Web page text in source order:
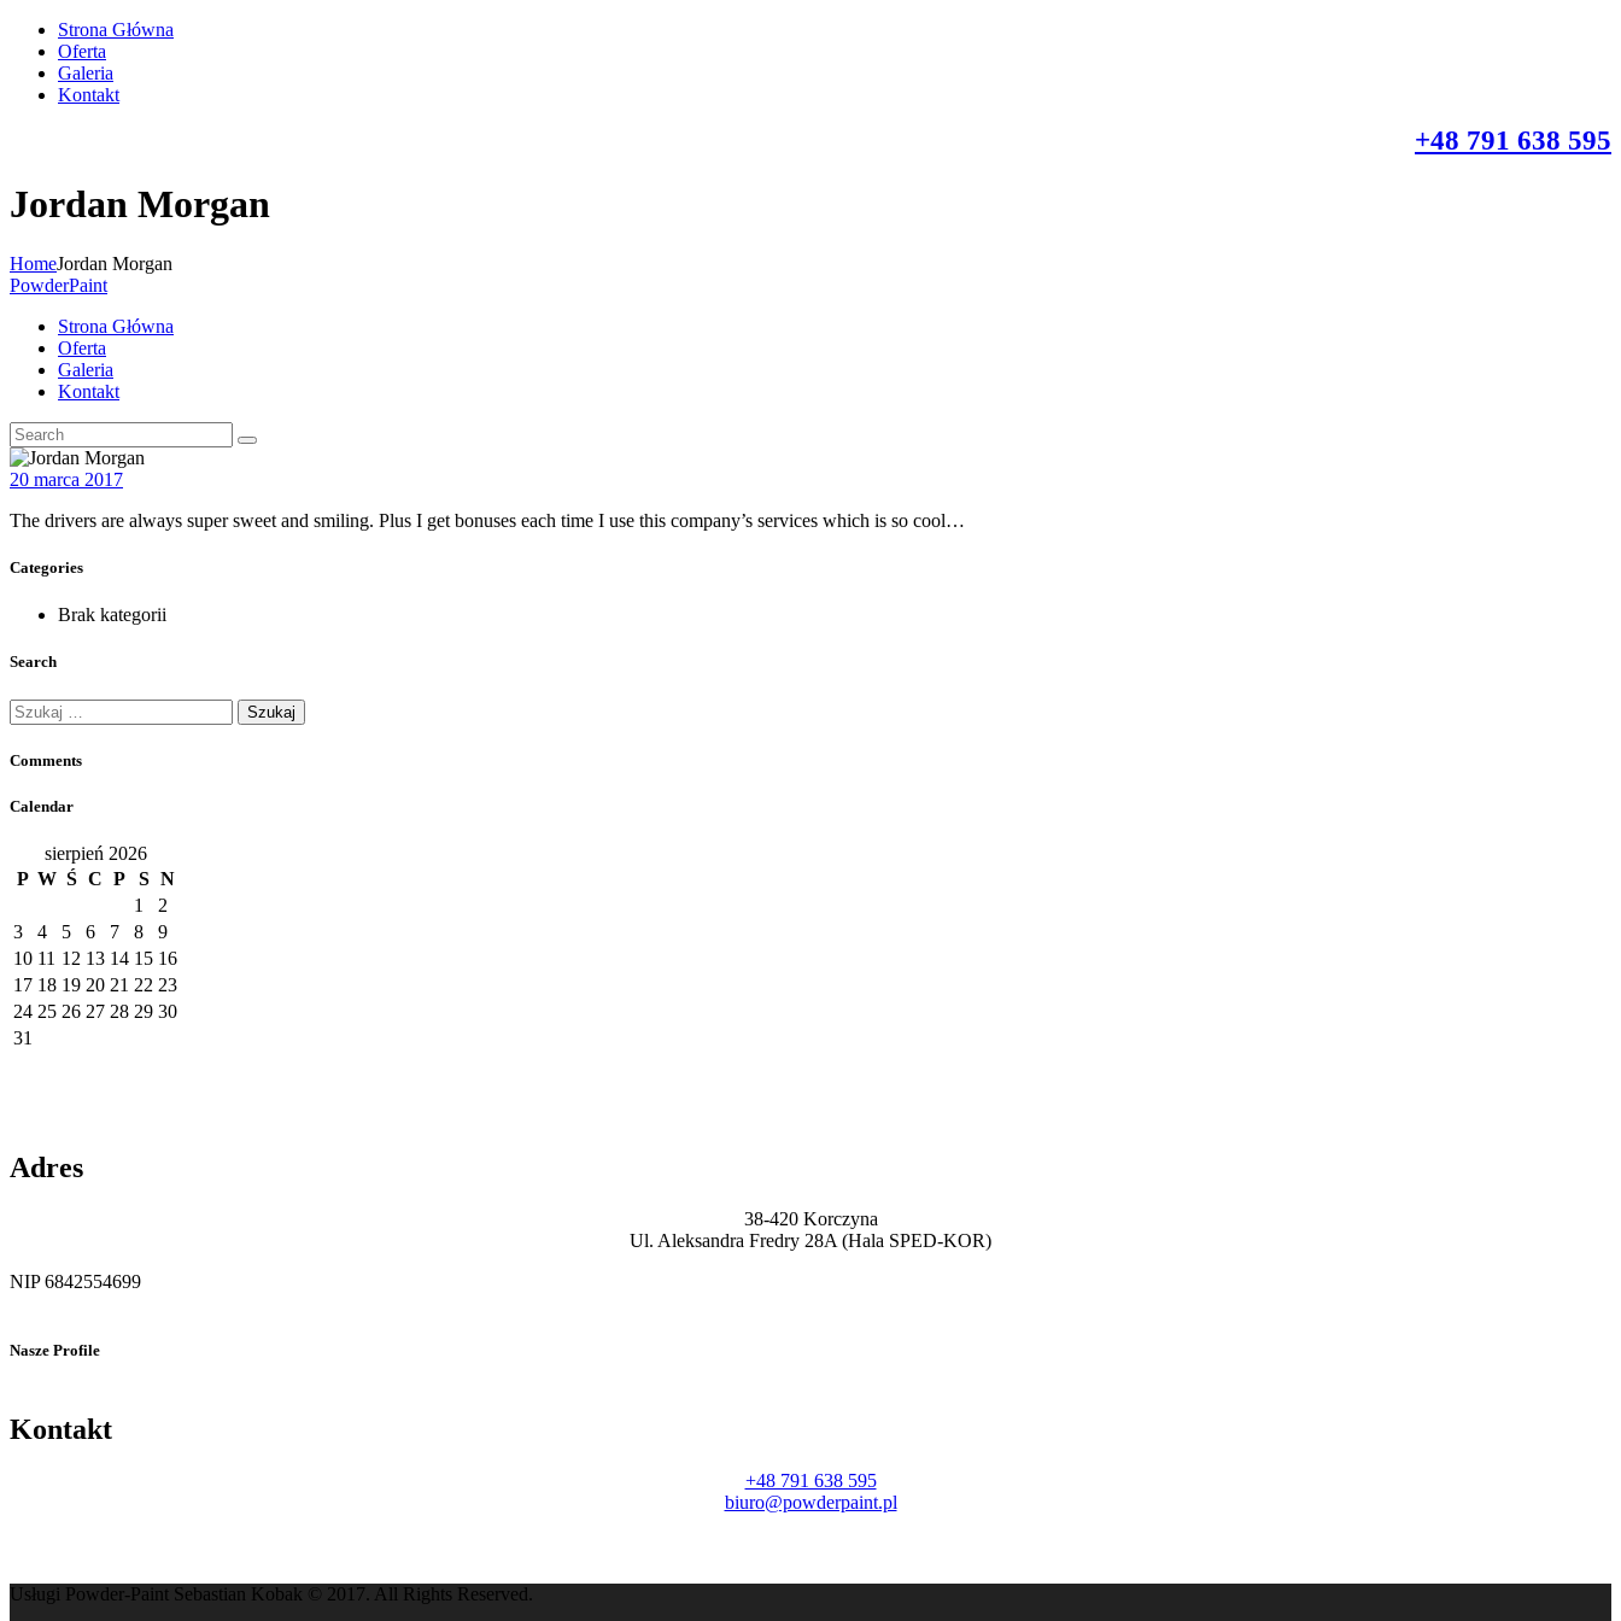
Strona Główna
Oferta
Galeria
Kontakt
+48 791 638 595
Jordan Morgan
HomeJordan Morgan
PowderPaint
Strona Główna
Oferta
Galeria
Kontakt
20 marca 2017
The drivers are always super sweet and smiling. Plus I get bonuses each time I use this company’s services which is so cool…
Categories
Brak kategorii
Search
Szukaj:
Comments
Calendar
sierpień 2026
P W Ś C P S N
1
2
3
4 5 6 7 8
9
10 11 12 13 14 15 16
17 18 19 20 21 22 23
24 25 26 27 28 29 30
31
Adres
38-420 Korczyna
Ul. Aleksandra Fredry 28A (Hala SPED-KOR)
NIP 6842554699
Nasze Profile
Kontakt
+48 791 638 595
biuro@powderpaint.pl
Usługi Powder-Paint Sebastian Kobak © 2017. All Rights Reserved.